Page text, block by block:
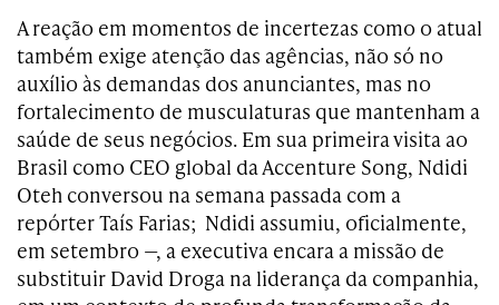
A reação em momentos de incertezas como o atual
também exige atenção das agências, não só no
auxílio às demandas dos anunciantes, mas no
fortalecimento de musculaturas que mantenham a
saúde de seus negócios. Em sua primeira visita ao
Brasil como CEO global da Accenture Song, Ndidi
Oteh conversou na semana passada com a
repórter Taís Farias; Ndidi assumiu, oficialmente,
em setembro —, a executiva encara a missão de
substituir David Droga na liderança da companhia,